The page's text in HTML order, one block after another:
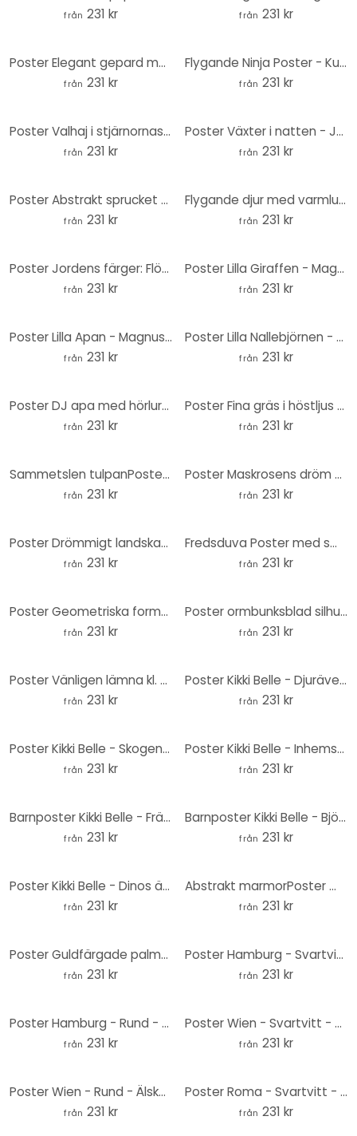
från 231 kr från 231 kr
Poster Elegant gepard med solglasögon - Oltmanns - Round
från 231 kr
Flygande Ninja Poster - Kulik - Rund
från 231 kr
Poster Valhaj i stjärnornas hav - Cakir - Round
från 231 kr
Poster Växter i natten - Jaszke - Rund
från 231 kr
Poster Abstrakt sprucket mönster i beige - Alma - Rund
från 231 kr
Flygande djur med varmluftsballong Poster - Skellern - Rund
från 231 kr
Poster Jordens färger: Flödande komposition - Meikle - Rund
från 231 kr
Poster Lilla Giraffen - Magnusson - Rund
från 231 kr
Poster Lilla Apan - Magnusson - Rund
från 231 kr
Poster Lilla Nallebjörnen - Magnusson - Rund
från 231 kr
Poster DJ apa med hörlurar - Magnusson - Rund
från 231 kr
Poster Fina gräs i höstljus - Collins - Rund
från 231 kr
Sammetslen tulpanPoster i svart - Paksoylu - Rund
från 231 kr
Poster Maskrosens dröm på våren - Paksoylu - Rund
från 231 kr
Poster Drömmigt landskap med trägång - Fantasifull - Rund
från 231 kr
Fredsduva Poster med små blommor - Bloom - Rund
från 231 kr
Poster Geometriska former i orange-rosa - 1X Studio - Rund
från 231 kr
Poster ormbunksblad silhuett - 1X Studio - Rund
från 231 kr
Poster Vänligen lämna kl. 9 - Fritsch - Runda
från 231 kr
Poster Kikki Belle - Djuräventyr på landsbygden - Rund
från 231 kr
Poster Kikki Belle - Skogens skönhet - Rund
från 231 kr
Poster Kikki Belle - Inhemska djur i skogen - Rund
från 231 kr
Barnposter Kikki Belle - Fräcka apor - Rund
från 231 kr
Barnposter Kikki Belle - Björnar och bin - Rund
från 231 kr
Poster Kikki Belle - Dinos äventyr - Rund
från 231 kr
Abstrakt marmorPoster med blå och guldeffekt - Rund
från 231 kr
Poster Guldfärgade palmblad abstrakt - Rund
från 231 kr
Poster Hamburg - Svartvitt - Rund - Love your City
från 231 kr
Poster Hamburg - Rund - Älska din stad
från 231 kr
Poster Wien - Svartvitt - Rund - Love your City
från 231 kr
Poster Wien - Rund - Älska din stad
från 231 kr
Poster Roma - Svartvitt - Rund - Love your City
från 231 kr